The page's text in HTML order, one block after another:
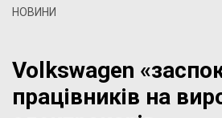
НОВИНИ
Volkswagen
працівників на